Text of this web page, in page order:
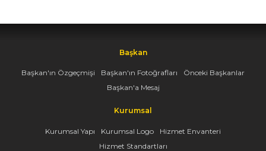
Başkan
Başkan'ın Özgeçmişi Başkan'ın Fotoğrafları
Önceki Başkanlar
Başkan'a Mesaj
Kurumsal
Kurumsal Yapı Kurumsal Logo
Hizmet Envanteri
Hizmet Standartları